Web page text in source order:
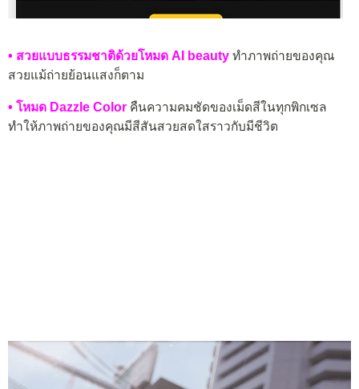
• สวยแบบธรรมชาติด้วยโหมด AI beauty ทำภาพถ่ายของคุณ
สวยแม้ถ่ายย้อนแสงก็ตาม
• โหมด Dazzle Color คืนความคมชัดของเม็ดสีในทุกพิกเซล
ทำให้ภาพถ่ายของคุณมีสีสันสวยสดใสราวกับมีชีวิต